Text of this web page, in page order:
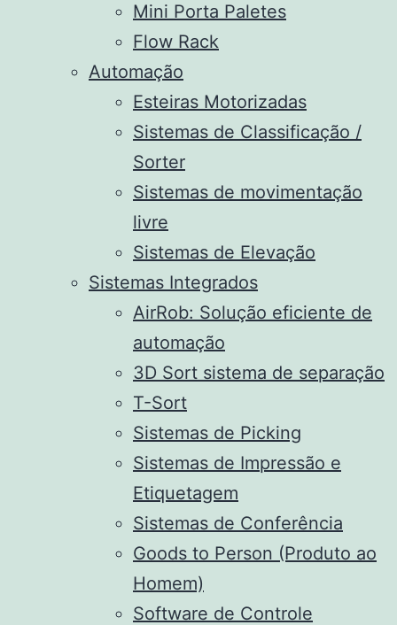
Mini Porta Paletes
Flow Rack
Automação
Esteiras Motorizadas
Sistemas de Classificação /
Sorter
Sistemas de movimentação
livre
Sistemas de Elevação
Sistemas Integrados
AirRob: Solução eficiente de
automação
3D Sort sistema de separação
T-Sort
Sistemas de Picking
Sistemas de Impressão e
Etiquetagem
Sistemas de Conferência
Goods to Person (Produto ao
Homem)
Software de Controle